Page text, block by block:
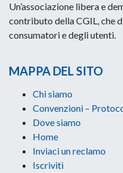
Un’associazione libera e
contributo della CGIL, che
consumatori e degli utenti.
MAPPA DEL SITO
Chi siamo
Convenzioni –
Dove siamo
Home
Inviaci un reclamo
Iscriviti